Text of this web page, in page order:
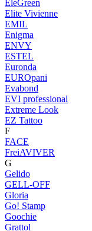
EleGreen
Elite Vivienne
EMIL
Enigma
ENVY
ESTEL
Euronda
EUROpani
Evabond
EVI professional
Extreme Look
EZ Tattoo
F
FACE
FreiAVIVER
G
Gelido
GELL-OFF
Gloria
Go! Stamp
Goochie
Grattol